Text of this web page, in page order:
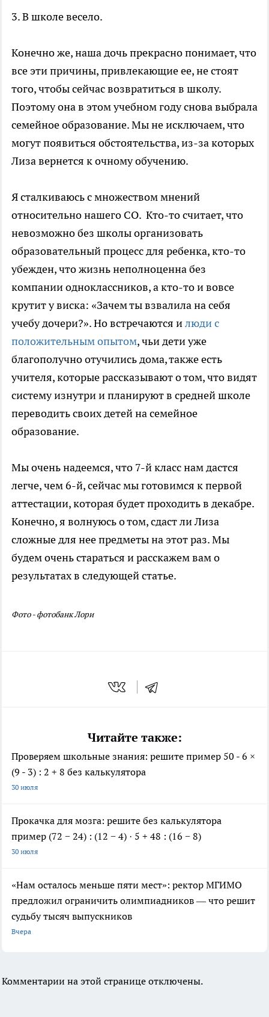
3. В школе весело.
Конечно же, наша дочь прекрасно понимает, что
все эти причины, привлекающие ее, не стоят
того, чтобы сейчас возвратиться в школу.
Поэтому она в этом учебном году снова выбрала
семейное образование. Мы не исключаем, что
могут появиться обстоятельства, из-за которых
Лиза вернется к очному обучению.
Я сталкиваюсь с множеством мнений
относительно нашего СО. Кто-то считает, что
невозможно без школы организовать
образовательный процесс для ребенка, кто-то
убежден, что жизнь неполноценна без
компании одноклассников, а кто-то и вовсе
крутит у виска: «Зачем ты взвалила на себя
учебу дочери?». Но встречаются илюди с
положительным опытом, чьи дети уже
благополучно отучились дома, также есть
учителя, которые рассказывают о том, что видят
систему изнутри и планируют в средней школе
переводить своих детей на семейное
образование.
Мы очень надеемся, что 7-й класс нам дастся
легче, чем 6-й, сейчас мы готовимся к первой
аттестации, которая будет проходить в декабре.
Конечно, я волнуюсь о том, сдаст ли Лиза
сложные для нее предметы на этот раз. Мы
будем очень стараться и расскажем вам о
результатах в следующей статье.
Фото - фотобанк Лори
Читайте также:
Проверяем школьные знания: решите пример 50 - 6 ×
(9 - 3) : 2 + 8 без калькулятора
30 июля
Прокачка для мозга: решите без калькулятора
пример (72 − 24) : (12 − 4) · 5 + 48 : (16 − 8)
30 июля
«Нам осталось меньше пяти мест»: ректор МГИМО
предложил ограничить олимпиадников — что решит
судьбу тысяч выпускников
Вчера
Комментарии на этой странице отключены.